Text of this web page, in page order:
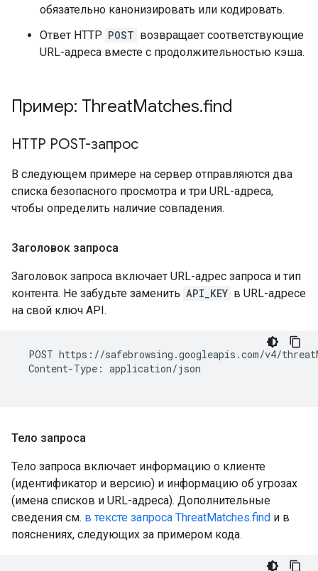
обязательно канонизировать или кодировать.
Ответ HTTP POST возвращает соответствующие
URL-адреса вместе с продолжительностью кэша.
Пример: ThreatMatches.find
HTTP POST-запрос
В следующем примере на сервер отправляются два
списка безопасного просмотра и три URL-адреса,
чтобы определить наличие совпадения.
Заголовок запроса
Заголовок запроса включает URL-адрес запроса и тип
контента. Не забудьте заменить API_KEY в URL-адресе
на свой ключ API.
POST https://safebrowsing.googleapis.com/v4/
  Content-Type: application/json
Тело запроса
Тело запроса включает информацию о клиенте
(идентификатор и версию) и информацию об угрозах
(имена списков и URL-адреса). Дополнительные
сведения см. в тексте запроса ThreatMatches.find и в
пояснениях, следующих за примером кода.